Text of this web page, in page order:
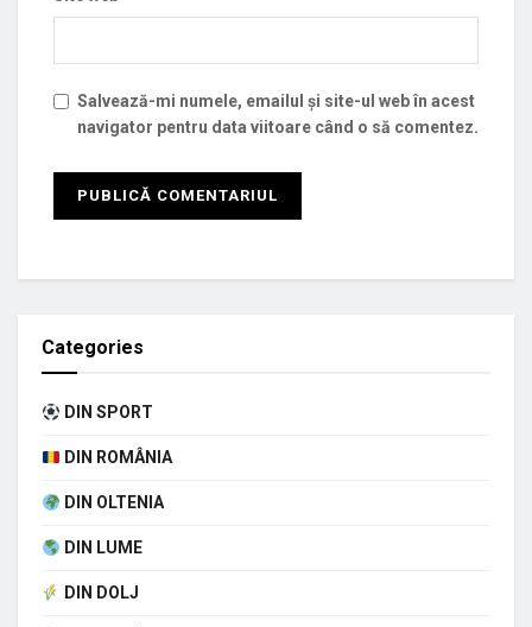
Salvează-mi numele, emailul și site-ul web în acest
navigator pentru data viitoare când o să comentez.
Categories
DIN SPORT
DIN ROMÂNIA
DIN OLTENIA
DIN LUME
DIN DOLJ